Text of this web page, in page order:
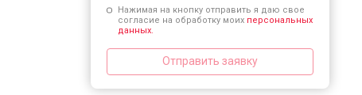
Нажимая на кнопку отправить я даю свое
согласие на обработку моих персональных
данных.
Отправить заявку